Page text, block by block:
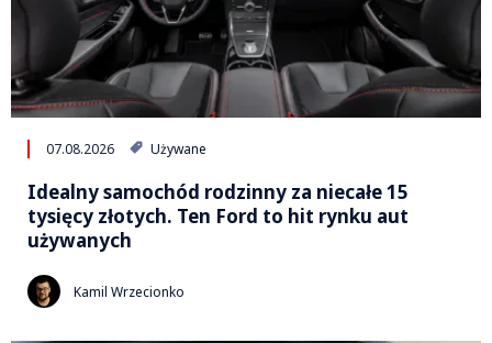
07.08.2026 Używane
Idealny samochód rodzinny za niecałe 15
tysięcy złotych. Ten Ford to hit rynku aut
używanych
Kamil Wrzecionko